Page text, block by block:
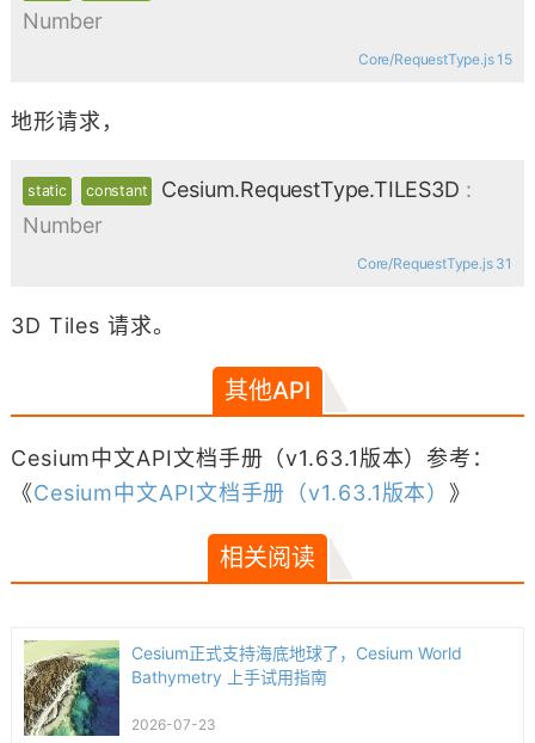
Number
Core/RequestType.js 15
地形请求，
static constant Cesium.RequestType.TILES3D :
Number
Core/RequestType.js 31
3D Tiles 请求。
其他API
Cesium中文API文档手册（v1.63.1版本）参考：
《Cesium中文API文档手册（v1.63.1版本） 》
相关阅读
Cesium正式支持海底地球了，Cesium World
Bathymetry 上手试用指南
2026-07-23